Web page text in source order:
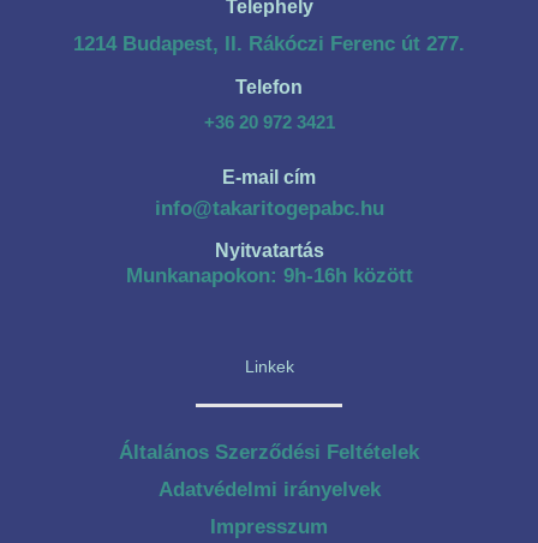
Telephely
1214 Budapest, II. Rákóczi Ferenc út 277.
Telefon
+36 20 972 3421
E-mail cím
info@takaritogepabc.hu
Nyitvatartás
Munkanapokon: 9h-16h között
Linkek
Általános Szerződési Feltételek
Adatvédelmi irányelvek
Impresszum